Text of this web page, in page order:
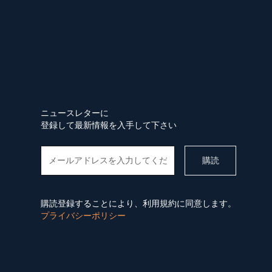
ニュースレターに
登録して最新情報を入手して下さい
購読登録することにより、利用規約に同意します。
プライバシーポリシー